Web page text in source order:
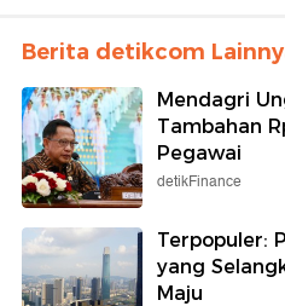
Berita detikcom
Mendagri
Tambahan
Pegawai
detikFinance
Terpopuler:
yang
Maju